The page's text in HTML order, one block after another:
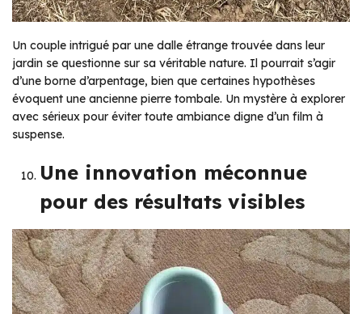
Un couple intrigué par une dalle étrange trouvée dans leur
jardin se questionne sur sa véritable nature. Il pourrait s’agir
d’une borne d’arpentage, bien que certaines hypothèses
évoquent une ancienne pierre tombale. Un mystère à explorer
avec sérieux pour éviter toute ambiance digne d’un film à
suspense.
Une innovation méconnue
pour des résultats visibles